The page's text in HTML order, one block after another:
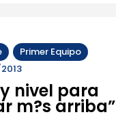
Primer Equipo
nivel para
m?s arriba”